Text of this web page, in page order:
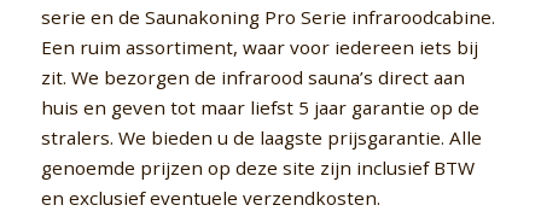
serie en de Saunakoning Pro Serie infraroodcabine.
Een ruim assortiment, waar voor iedereen iets bij
zit. We bezorgen de infrarood sauna’s direct aan
huis en geven tot maar liefst 5 jaar garantie op de
stralers. We bieden u de laagste prijsgarantie. Alle
genoemde prijzen op deze site zijn inclusief BTW
en exclusief eventuele verzendkosten.